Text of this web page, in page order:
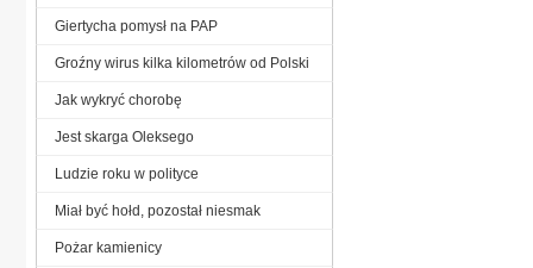
Giertycha pomysł na PAP
Groźny wirus kilka kilometrów od Polski
Jak wykryć chorobę
Jest skarga Oleksego
Ludzie roku w polityce
Miał być hołd, pozostał niesmak
Pożar kamienicy